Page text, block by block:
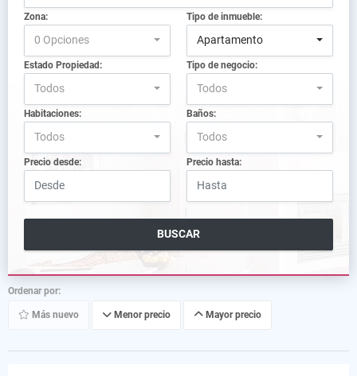
Zona:
0 Opciones
Tipo de inmueble:
Apartamento
Estado Propiedad:
Todos
Tipo de negocio:
Todos
Habitaciones:
Todos
Baños:
Todos
Precio desde: Precio hasta:
BUSCAR
Ordenar por:
Más nuevo Menor precio Mayor precio